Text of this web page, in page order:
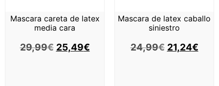
Mascara careta de latex
media cara
29,99€ 25,49€
Mascara de latex caballo
siniestro
24,99€ 21,24€